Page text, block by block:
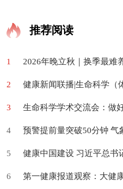
推荐阅读
1 2026年晚立秋｜换季最难
2 健康新闻联播|生命科学（
质量学术交流会在京举办
3 生命科学学术交流会：做
促进治愈
4 预警提前量突破50分钟 气
5 健康中国建设 习近平总书
6 第一健康报道观察：大健